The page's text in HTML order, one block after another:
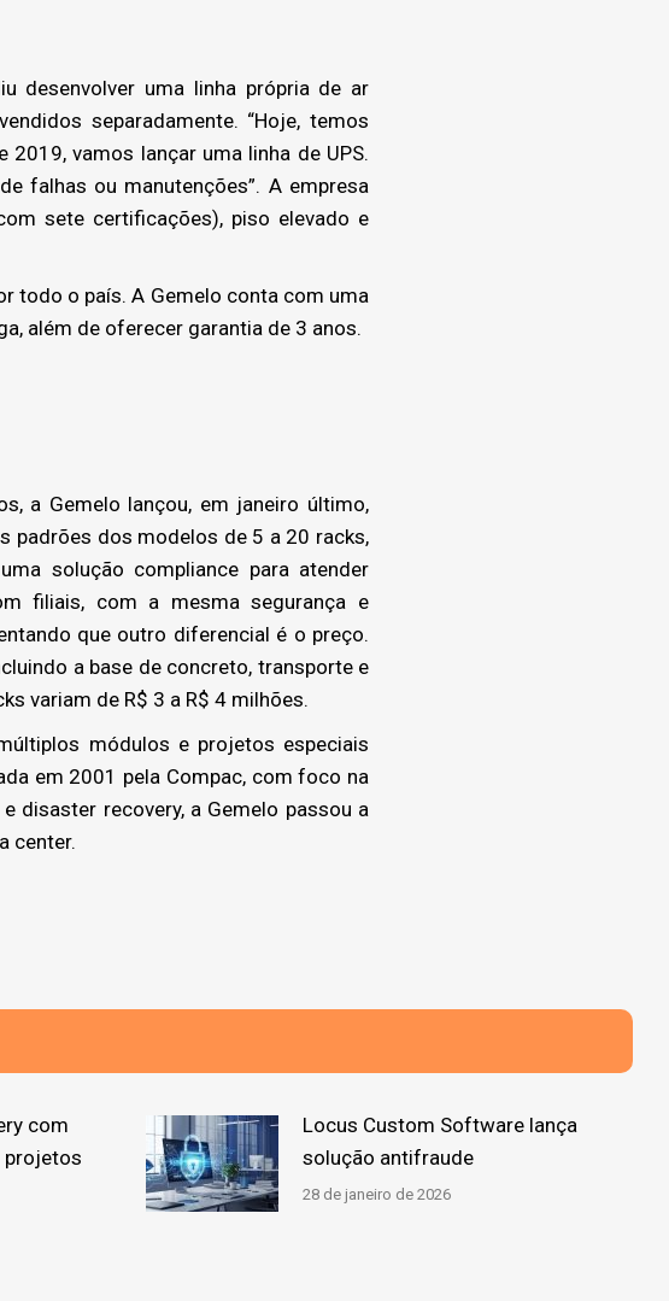
desenvolver uma linha própria de ar
separadamente. “Hoje, temos
vamos lançar uma linha de UPS.
falhas ou manutenções”. A empresa
sete certificações), piso elevado e
todo o país. A Gemelo conta com uma
além de oferecer garantia de 3 anos.
a Gemelo lançou, em janeiro último,
padrões dos modelos de 5 a 20 racks,
solução compliance para atender
filiais, com a mesma segurança e
que outro diferencial é o preço.
a base de concreto, transporte e
variam de R$ 3 a R$ 4 milhões.
módulos e projetos especiais
em 2001 pela Compac, com foco na
disaster recovery, a Gemelo passou a
center.
com
projetos
Locus Custom Software lança
solução antifraude
28 de janeiro de 2026